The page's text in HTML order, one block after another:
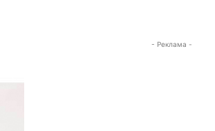
- Реклама -